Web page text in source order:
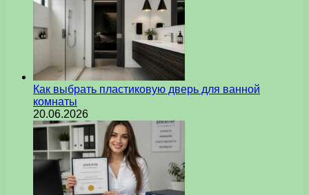
Как выбрать пластиковую дверь для ванной
комнаты
20.06.2026